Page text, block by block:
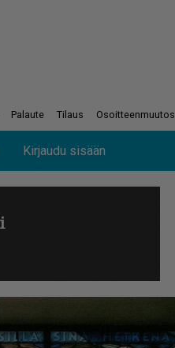
Palaute Tilaus Osoitteenmuutos
Kirjaudu sisään